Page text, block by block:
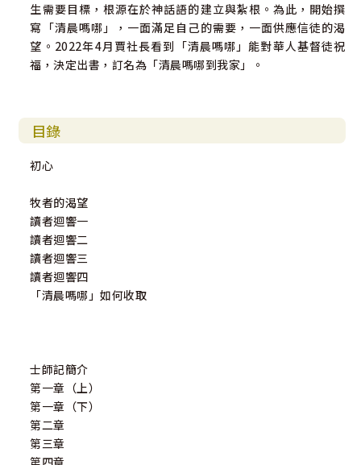
生需要目標，根源在於神話語的建立與紮根。為此，開始撰
寫「清晨嗎哪」，一面滿足自己的需要，一面供應信徒的渴
望。2022年4月賈社長看到「清晨嗎哪」能對華人基督徒祝
福，決定出書，訂名為「清晨嗎哪到我家」。
目錄
初心
牧者的渴望
讀者迴響一
讀者迴響二
讀者迴響三
讀者迴響四
「清晨嗎哪」如何收取
士師記簡介
第一章（上）
第一章（下）
第二章
第三章